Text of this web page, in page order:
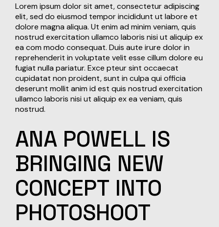
Lorem ipsum dolor sit amet, consectetur adipiscing
elit, sed do eiusmod tempor incididunt ut labore et
dolore magna aliqua. Ut enim ad minim veniam, quis
nostrud exercitation ullamco laboris nisi ut aliquip ex
ea com modo consequat. Duis aute irure dolor in
reprehenderit in voluptate velit esse cillum dolore eu
fugiat nulla pariatur. Exce pteur sint occaecat
cupidatat non proident, sunt in culpa qui officia
deserunt mollit anim id est quis nostrud exercitation
ullamco laboris nisi ut aliquip ex ea veniam, quis
nostrud.
ANA POWELL IS
BRINGING NEW
CONCEPT INTO
PHOTOSHOOT